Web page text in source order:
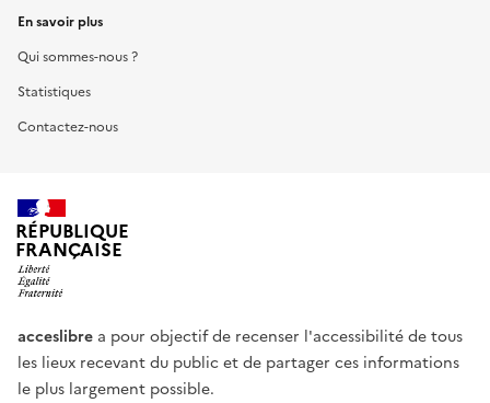
En savoir plus
Qui sommes-nous ?
Statistiques
Contactez-nous
RÉPUBLIQUE
FRANÇAISE
acceslibre a pour objectif de recenser l'accessibilité de tous
les lieux recevant du public et de partager ces informations
le plus largement possible.